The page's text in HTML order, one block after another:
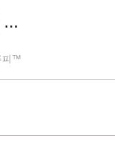
...
피™